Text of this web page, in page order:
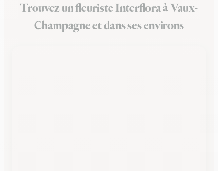
Trouvez un fleuriste Interflora à Vaux-
Champagne et dans ses environs